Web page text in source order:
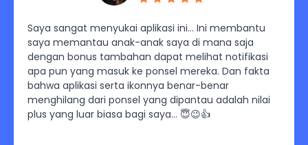
Saya sangat menyukai aplikasi ini… Ini membantu
saya memantau anak-anak saya di mana saja
dengan bonus tambahan dapat melihat notifikasi
apa pun yang masuk ke ponsel mereka. Dan fakta
bahwa aplikasi serta ikonnya benar-benar
menghilang dari ponsel yang dipantau adalah nilai
plus yang luar biasa bagi saya… 😇😉👍